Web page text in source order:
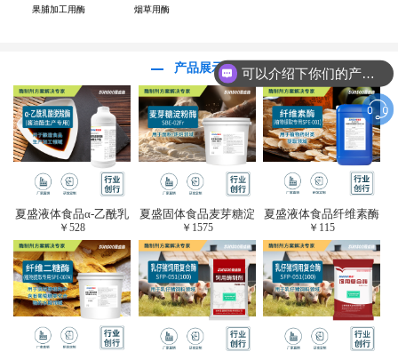
果脯加工用酶 烟草用酶
产品展示
夏盛液体食品α-乙酰乳
酸脱羧酶(酱油醋生产
专用)FDY-3206
￥528
夏盛固体食品麦芽糖淀
粉酶(烘焙及面粉改良
用酶/发酵类食品可
用)FDG-0012
￥ 1575
夏盛液体食品纤维素酶
(植物提取专用酶/解决
提取液混浊问题/降
黏)FFY-0651
￥ 115
可以介绍下你们的产品么？